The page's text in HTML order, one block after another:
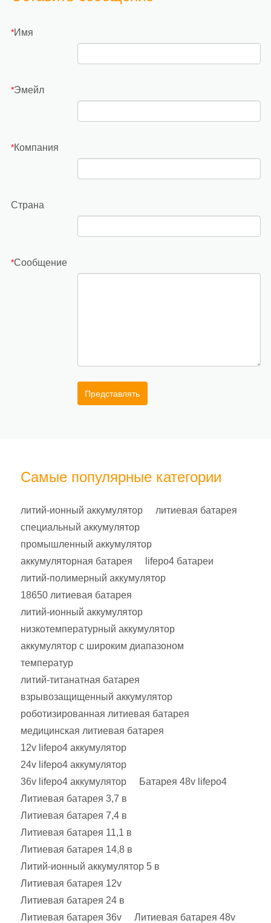
*Имя
*Эмейл
*Компания
Страна
*Сообщение
Представлять
Самые популярные категории
литий-ионный аккумулятор
литиевая батарея
специальный аккумулятор
промышленный аккумулятор
аккумуляторная батарея
lifepo4 батареи
литий-полимерный аккумулятор
18650 литиевая батарея
литий-ионный аккумулятор
низкотемпературный аккумулятор
аккумулятор с широким диапазоном
температур
литий-титанатная батарея
взрывозащищенный аккумулятор
роботизированная литиевая батарея
медицинская литиевая батарея
12v lifepo4 аккумулятор
24v lifepo4 аккумулятор
36v lifepo4 аккумулятор
Батарея 48v lifepo4
Литиевая батарея 3,7 в
Литиевая батарея 7,4 в
Литиевая батарея 11,1 в
Литиевая батарея 14,8 в
Литий-ионный аккумулятор 5 в
Литиевая батарея 12v
Литиевая батарея 24 в
Литиевая батарея 36v
Литиевая батарея 48v